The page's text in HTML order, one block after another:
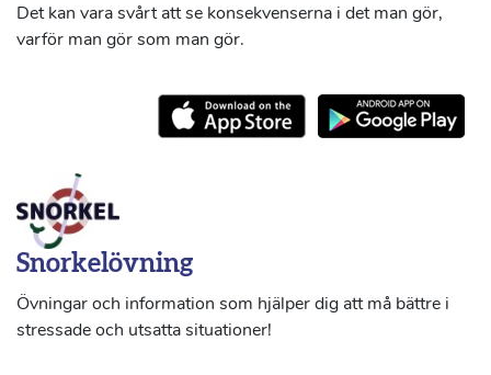
Det kan vara svårt att se konsekvenserna i det man gör,
varför man gör som man gör.
Snorkelövning
Övningar och information som hjälper dig att må bättre i
stressade och utsatta situationer!